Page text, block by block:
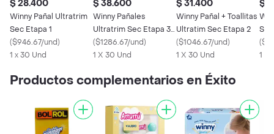
$ 28.400
Winny Pañal Ultratrim
Sec Etapa 1
($946.67/und)
1 x 30 Und
$ 38.600
Winny Pañales
Ultratrim Sec Etapa 3-
G + Toallitas Húmedas
($1286.67/und)
1 X 30 Und
$ 31.400
Winny Pañal + Toallitas
Ultratim Sec Etapa 2
($1046.67/und)
1 X 30 Und
$
(
1 X
Productos complementarios en Éxito